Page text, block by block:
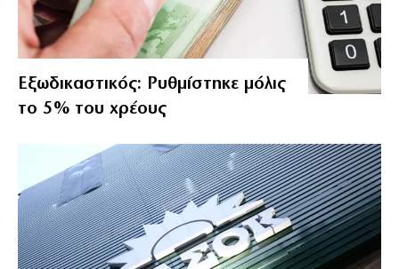
Εξωδικαστικός: Ρυθμίστηκε μόλις
το 5% του χρέους